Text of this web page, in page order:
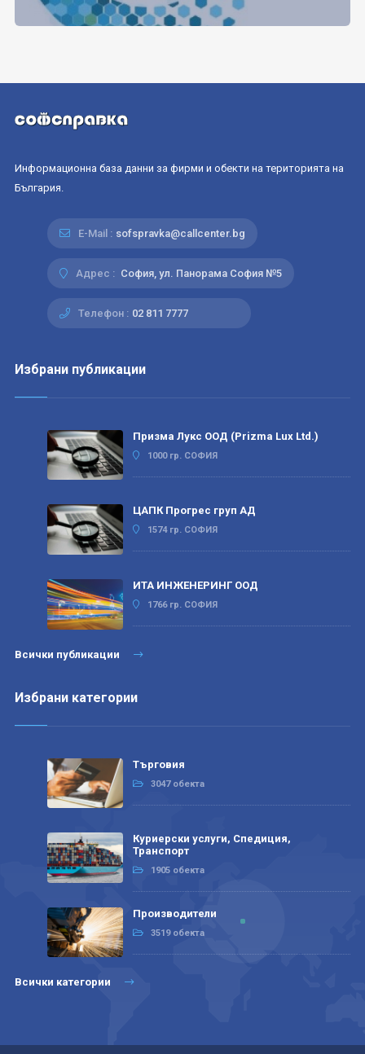
Информационна база данни за фирми и обекти на територията на
България.
E-Mail : sofspravka@callcenter.bg
Адрес : София, ул. Панорама София №5
Телефон : 02 811 7777
Избрани публикации
Призма Лукс ООД (Prizma Lux Ltd.)
1000 гр. СОФИЯ
ЦАПК Прогрес груп АД
1574 гр. СОФИЯ
ИТА ИНЖЕНЕРИНГ ООД
1766 гр. СОФИЯ
Всички публикации
Избрани категории
Търговия
3047 обекта
Куриерски услуги, Спедиция,
Транспорт
1905 обекта
Производители
3519 обекта
Всички категории